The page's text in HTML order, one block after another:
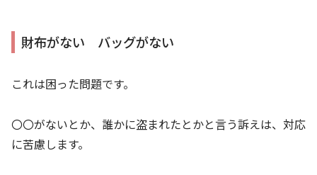
財布がない バッグがない
これは困った問題です。
〇〇がないとか、誰かに盗まれたとかと言う訴えは、対応
に苦慮します。